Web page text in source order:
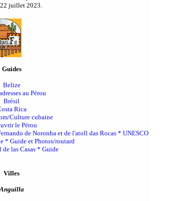
juillet 2023.
Guides
Belize
au Pérou
Brésil
Rica
Culture cubaine
le Pérou
de Noronha et de l'atoll das Rocas * UNESCO
* Guide et Photos/routard
de las Casas * Guide
Villes